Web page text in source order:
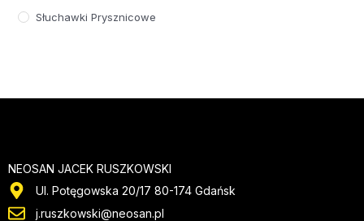
Słuchawki Prysznicowe
NEOSAN JACEK RUSZKOWSKI
Ul. Potęgowska 20/17 80-174 Gdańsk
j.ruszkowski@neosan.pl